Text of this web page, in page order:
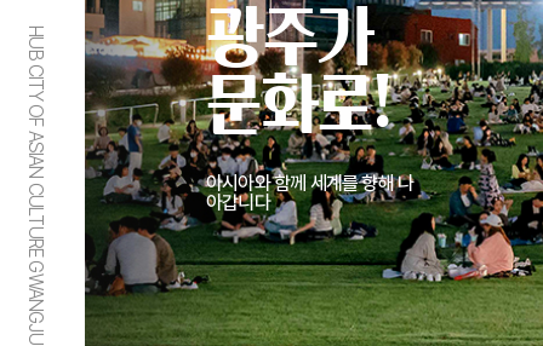
HUB CITY OF ASIAN CULTURE GWANGJU
광주가
문화로!
아시아와 함께 세계를 향해 나
아갑니다